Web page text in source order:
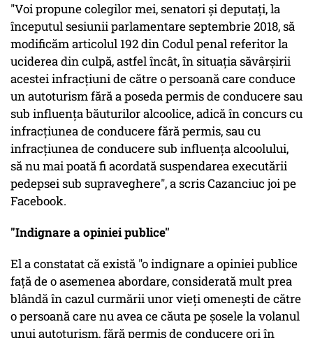
"Voi propune colegilor mei, senatori şi deputaţi, la
începutul sesiunii parlamentare septembrie 2018, să
modificăm articolul 192 din Codul penal referitor la
uciderea din culpă, astfel încât, în situaţia săvârşirii
acestei infracţiuni de către o persoană care conduce
un autoturism fără a poseda permis de conducere sau
sub influenţa băuturilor alcoolice, adică în concurs cu
infracţiunea de conducere fără permis, sau cu
infracţiunea de conducere sub influenţa alcoolului,
să nu mai poată fi acordată suspendarea executării
pedepsei sub supraveghere", a scris Cazanciuc joi pe
Facebook.
"Indignare a opiniei publice"
El a constatat că există "o indignare a opiniei publice
faţă de o asemenea abordare, considerată mult prea
blândă în cazul curmării unor vieţi omeneşti de către
o persoană care nu avea ce căuta pe şosele la volanul
unui autoturism, fără permis de conducere ori în